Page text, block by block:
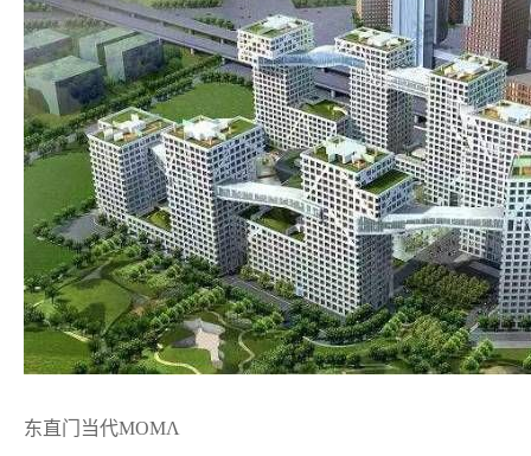
东直门当代MOMΛ